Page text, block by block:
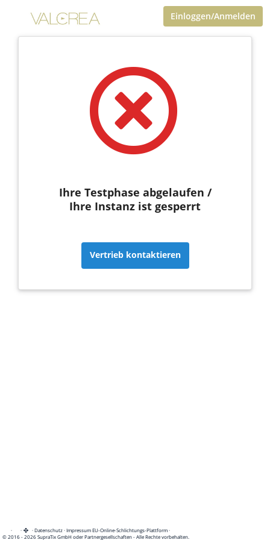
Einloggen/Anmelden
Ihre Testphase abgelaufen /
Ihre Instanz ist gesperrt
Vertrieb kontaktieren
· · ·Datenschutz·Impressum EU-Online-Schlichtungs-Plattform·
© 2016 - 2026 SupraTix GmbH oder Partnergesellschaften - Alle Rechte vorbehalten.